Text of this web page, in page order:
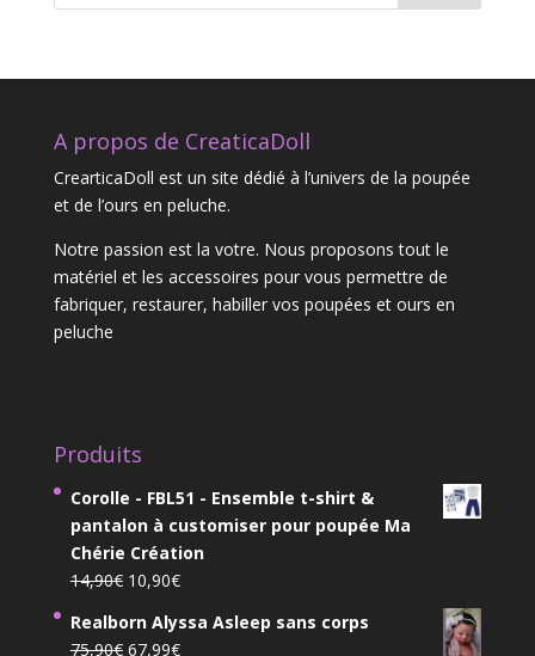
A propos de CreaticaDoll
CrearticaDoll est un site dédié à l’univers de la poupée
et de l’ours en peluche.
Notre passion est la votre. Nous proposons tout le
matériel et les accessoires pour vous permettre de
fabriquer, restaurer, habiller vos poupées et ours en
peluche
Produits
Corolle - FBL51 - Ensemble t-shirt &
pantalon à customiser pour poupée Ma
Chérie Création
14,90€ Le
initial
10,90€Le
actuel
Realborn Alyssa Asleep sans corps
75,90€ Le
67,99€Le